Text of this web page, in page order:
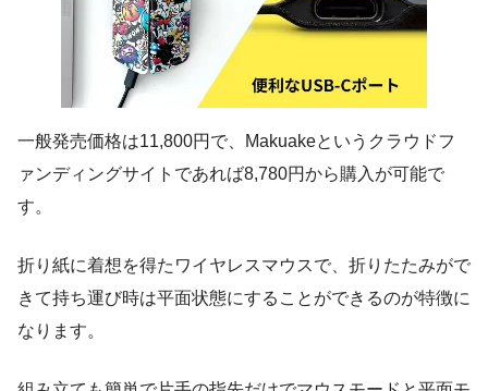
一般発売価格は11,800円で、Makuakeというクラウドフ
ァンディングサイトであれば8,780円から購入が可能で
す。
折り紙に着想を得たワイヤレスマウスで、折りたたみがで
きて持ち運び時は平面状態にすることができるのが特徴に
なります。